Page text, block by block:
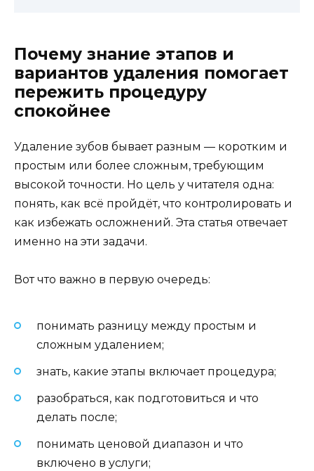
Почему знание этапов и
вариантов удаления помогает
пережить процедуру
спокойнее
Удаление зубов бывает разным — коротким и
простым или более сложным, требующим
высокой точности. Но цель у читателя одна:
понять, как всё пройдёт, что контролировать и
как избежать осложнений. Эта статья отвечает
именно на эти задачи.
Вот что важно в первую очередь:
понимать разницу между простым и
сложным удалением;
знать, какие этапы включает процедура;
разобраться, как подготовиться и что
делать после;
понимать ценовой диапазон и что
включено в услуги;